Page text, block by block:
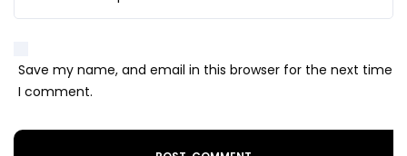
Save my name, and email in this browser for the next time
I comment.